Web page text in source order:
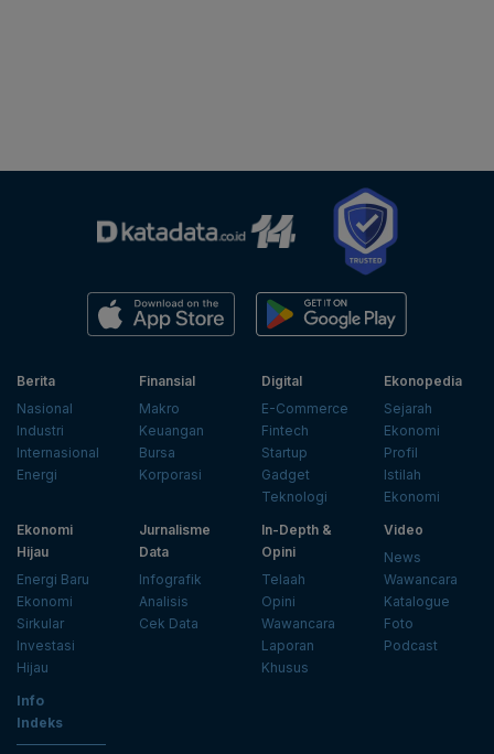
Berita
Nasional
Industri
Internasional
Energi
Finansial
Makro
Keuangan
Bursa
Korporasi
Digital
E-Commerce
Fintech
Startup
Gadget
Teknologi
Ekonopedia
Sejarah
Ekonomi
Profil
Istilah
Ekonomi
Ekonomi
Hijau
Energi Baru
Ekonomi
Sirkular
Investasi
Hijau
Jurnalisme
Data
Infografik
Analisis
Cek Data
In-Depth &
Opini
Telaah
Opini
Wawancara
Laporan
Khusus
Video
News
Wawancara
Katalogue
Foto
Podcast
Info
Indeks